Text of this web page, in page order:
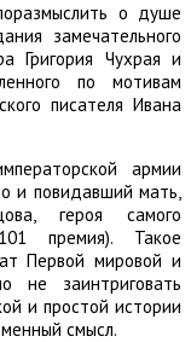
о душе
замечательного
Григория Чухрая и
по мотивам
писателя Ивана
армии
и повидавший мать,
героя самого
премия). Такое
Первой мировой и
не заинтриговать
и простой истории
смысл.